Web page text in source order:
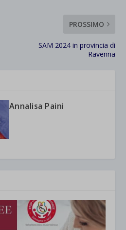
PROSSIMO
SAM 2024 in provincia di
Ravenna
Annalisa Paini